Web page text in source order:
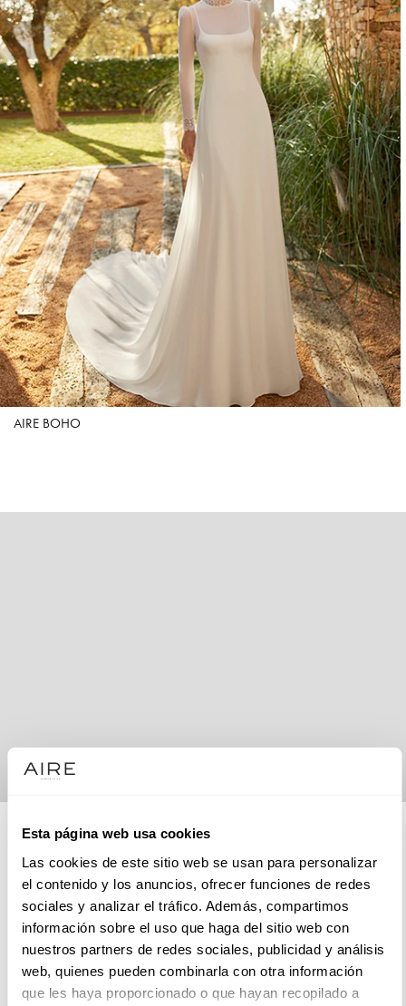
Esta página web usa cookies
Las cookies de este sitio web se usan para personalizar
el contenido y los anuncios, ofrecer funciones de redes
sociales y analizar el tráfico. Además, compartimos
información sobre el uso que haga del sitio web con
nuestros partners de redes sociales, publicidad y análisis
web, quienes pueden combinarla con otra información
que les haya proporcionado o que hayan recopilado a
AIRE BOHO
Tienda de vestidos de novia en Sevilla
El día de tu boda será uno de los momentos más especiales
de tu vida, y encontrar el vestido de novia perfecto en
Sevilla es el primer paso para hacerlo inolvidable. En